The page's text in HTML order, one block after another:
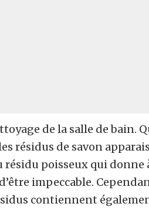
de la salle de bain.
résidus de savon
poisseux qui donne
impeccable.
contiennent